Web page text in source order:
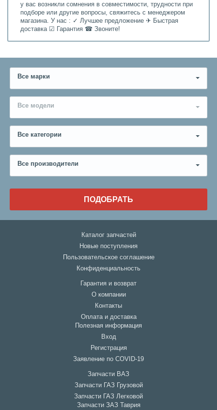
у вас возникли сомнения в совместимости, трудности при
подборе или другие вопросы, свяжитесь с менеджером
магазина. У нас : ✓ Лучшее предложение ✈ Быстрая
доставка ☑ Гарантия ☎ Звоните!
Все марки
Все модели
Все категории
Все производители
ПОДОБРАТЬ
Каталог запчастей
Новые поступления
Пользовательское соглашение
Конфиденциальность
Гарантия и возврат
О компании
Контакты
Оплата и доставка
Полезная информация
Вход
Регистрация
Заявление по COVID-19
Запчасти ВАЗ
Запчасти ГАЗ Грузовой
Запчасти ГАЗ Легковой
Запчасти ЗАЗ Таврия